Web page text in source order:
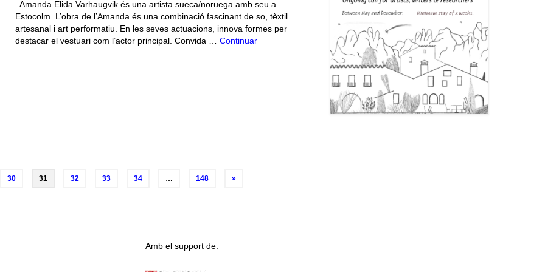
Amanda Elida Varhaugvik és una artista sueca/noruega amb seu a
Estocolm. L’obra de l’Amanda és una combinació fascinant de so, tèxtil
artesanal i art performatiu. En les seves actuacions, innova formes per
destacar el vestuari com l’actor principal. Convida … Continuar
30 31 32 33 34 … 148 »
Amb el support de: